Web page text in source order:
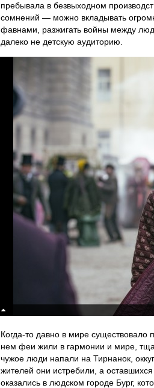
пребывала в безвыходном
сомнений — можно вкладывать
фавнами, разжигать войны между
далеко не детскую аудиторию.
Когда-то давно в мире
нем феи жили в гармонии и мире,
чужое люди напали на Тирнанок,
жителей они истребили, а
оказались в людском городе Бург,